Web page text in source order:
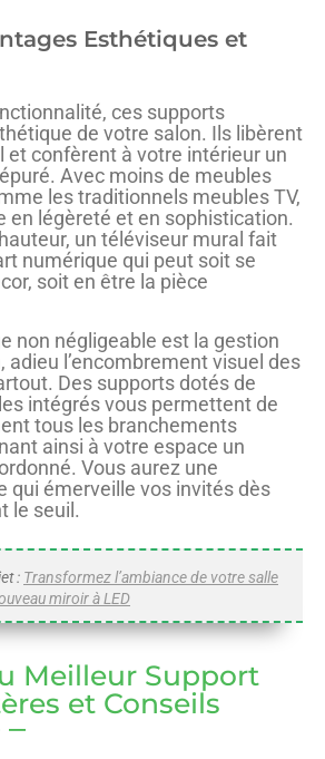
Esthétiques et
ces supports
de votre salon. Ils libèrent
et confèrent à votre intérieur un
Avec moins de meubles
les traditionnels meubles TV,
en légèreté et en sophistication.
un téléviseur mural fait
numérique qui peut soit se
soit en être la pièce
non négligeable est la gestion
adieu l’encombrement visuel des
Des supports dotés de
intégrés vous permettent de
tous les branchements
ainsi à votre espace un
Vous aurez une
qui émerveille vos invités dès
le seuil.
: Transformez l’ambiance de votre salle
miroir à LED
Meilleur Support
et Conseils